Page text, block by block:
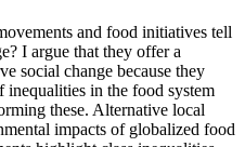
and food initiatives tell
I argue that they offer a
social change because they
in the food system
these. Alternative local
impacts of globalized food